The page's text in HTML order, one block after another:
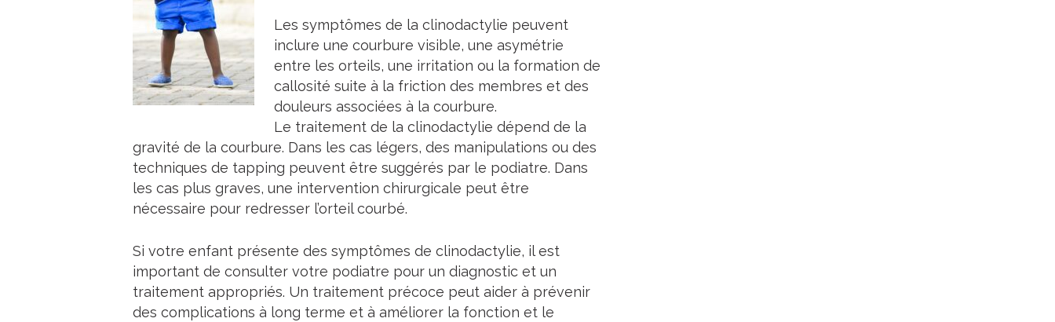
Les symptômes de la clinodactylie peuvent
inclure une courbure visible, une asymétrie
entre les orteils, une irritation ou la formation de
callosité suite à la friction des membres et des
douleurs associées à la courbure.
Le traitement de la clinodactylie dépend de la
gravité de la courbure. Dans les cas légers, des manipulations ou des
techniques de tapping peuvent être suggérés par le podiatre. Dans
les cas plus graves, une intervention chirurgicale peut être
nécessaire pour redresser l’orteil courbé.
Si votre enfant présente des symptômes de clinodactylie, il est
important de consulter votre podiatre pour un diagnostic et un
traitement appropriés. Un traitement précoce peut aider à prévenir
des complications à long terme et à améliorer la fonction et le